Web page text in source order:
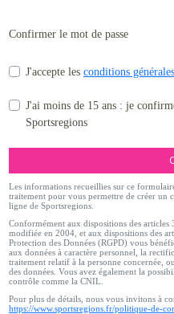
Confirmer le mot de passe
J'accepte les conditions
J'ai moins de 15 ans : je
Sportsregions
Les informations recueillies sur ce
traitement pour vous permettre de créer un
ligne de Sportsregions.
Conformément aux dispositions des
modifiée en 2004, et aux dispositions des
Protection des Données (RGPD) vous
aux données à caractère personnel, la
traitement relatif à la personne concernée,
des données. Vous avez également la
contrôle comme la CNIL.
Pour plus de détails, nous vous invitons à
https://www.sportsregions.fr/politique-de-